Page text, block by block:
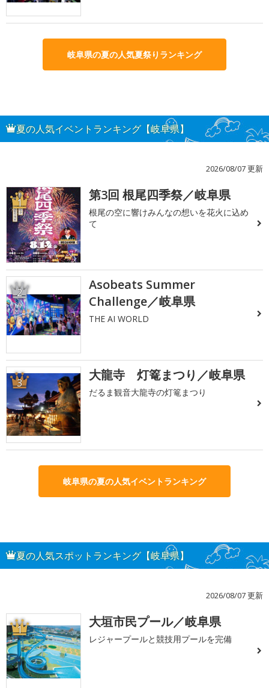
岐阜県の夏の人気夏祭りランキング
夏の人気イベントランキング【岐阜県】
2026/08/07 更新
1 第3回 根尾四季祭／岐阜県
根尾の空に響けみんなの想いを花火に込め
て
2
Asobeats Summer
Challenge／岐阜県
THE AI WORLD
3 大龍寺 灯篭まつり／岐阜県
だるま観音大龍寺の灯篭まつり
岐阜県の夏の人気イベントランキング
夏の人気スポットランキング【岐阜県】
2026/08/07 更新
1 大垣市民プール／岐阜県
レジャープールと競技用プールを完備